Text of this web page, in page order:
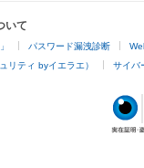
いて
パスワード漏洩診断
リティ byイエラエ） サイバ